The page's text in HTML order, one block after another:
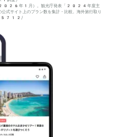
（2026年1月）。観光庁発表「2024年度主
式サイト上のプラン数を集計・比較。海外旅行取り
155712/